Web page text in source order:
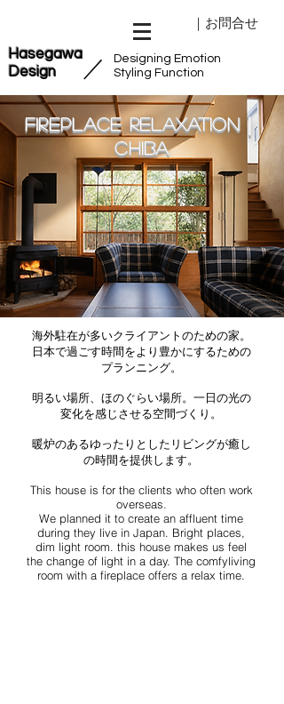
​／
Hasegawa
Design
｜お問合せ
Designing Emotion
Styling Function
Fireplace relaxation｜
Chiba
海外駐在が多いクライアントのための家。
日本で過ごす時間をより豊かにするための
プランニング。
明るい場所、ほのぐらい場所。一日の光の
変化を感じさせる空間づくり。
暖炉のあるゆったりとしたリビングが癒し
の時間を提供します。
This house is for the clients who often work
overseas.
We planned it to create an affluent time
during they live in Japan. Bright places,
dim light room. this house makes us feel
the change of light in a day. The comfyliving
room with a fireplace offers a relax time.